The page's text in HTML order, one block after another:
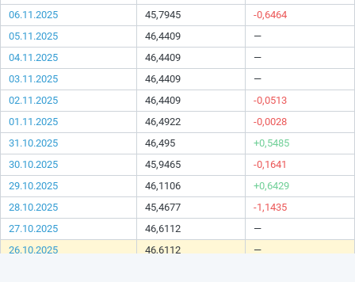
06.11.2025
45,7945
-0,6464
05.11.2025
46,4409
—
04.11.2025
46,4409
—
03.11.2025
46,4409
—
02.11.2025
46,4409
-0,0513
01.11.2025
46,4922
-0,0028
31.10.2025
46,495
+0,5485
30.10.2025
45,9465
-0,1641
29.10.2025
46,1106
+0,6429
28.10.2025
45,4677
-1,1435
27.10.2025
46,6112
—
26.10.2025
46,6112
—